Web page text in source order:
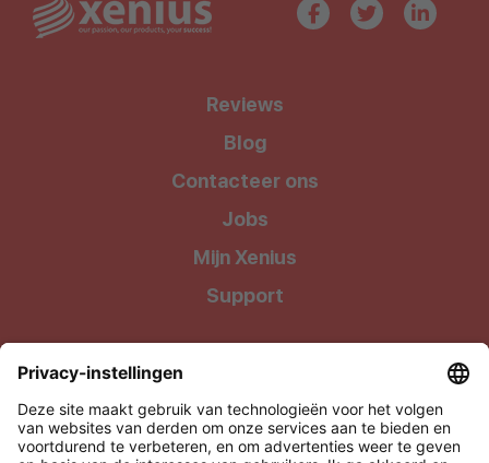
Reviews
Blog
Contacteer ons
Jobs
Mijn Xenius
Support
Wij geven onze klanten waar ze recht op hebben: Kwalitatieve
Xenius BV, onderdeel van Level27